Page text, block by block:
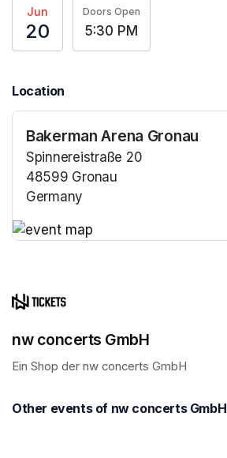
Jun
20
Doors Open
5:30 PM
Location
Bakerman Arena Gronau
Spinnereistraße 20
48599 Gronau
Germany
nw concerts GmbH
Ein Shop der nw concerts GmbH
Other events of nw concerts GmbH